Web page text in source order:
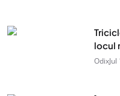
locul
Odix